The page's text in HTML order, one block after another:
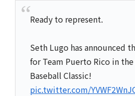
Ready to represent.
Seth Lugo has announced
for Team Puerto Rico in
Baseball Classic!
pic.twitter.com/